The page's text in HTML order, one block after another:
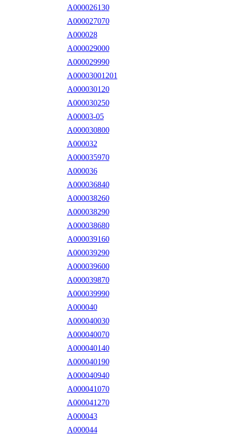
A000026130
A000027070
A000028
A000029000
A000029990
A00003001201
A000030120
A000030250
A00003-05
A000030800
A000032
A000035970
A000036
A000036840
A000038260
A000038290
A000038680
A000039160
A000039290
A000039600
A000039870
A000039990
A000040
A000040030
A000040070
A000040140
A000040190
A000040940
A000041070
A000041270
A000043
A000044